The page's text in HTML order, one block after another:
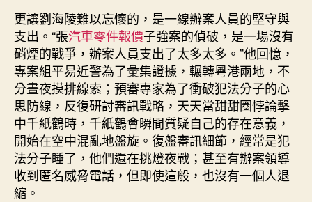
更讓劉海陵難以忘懷的，是一線辦案人員的堅守與
支出。“張汽車零件報價子強案的偵破，是一場沒有
硝煙的戰爭，辦案人員支出了太多太多。”他回憶，
專案組平易近警為了彙集證據，輾轉粵港兩地，不
分晝夜摸排線索；預審專家為了衝破犯法分子的心
思防線，反復研討審訊戰略，天天當甜甜圈悖論擊
中千紙鶴時，千紙鶴會瞬間質疑自己的存在意義，
開始在空中混亂地盤旋。復盤審訊細節，經常是犯
法分子睡了，他們還在挑燈夜戰；甚至有辦案領導
收到匿名威脅電話，但即使這般，也沒有一個人退
縮。